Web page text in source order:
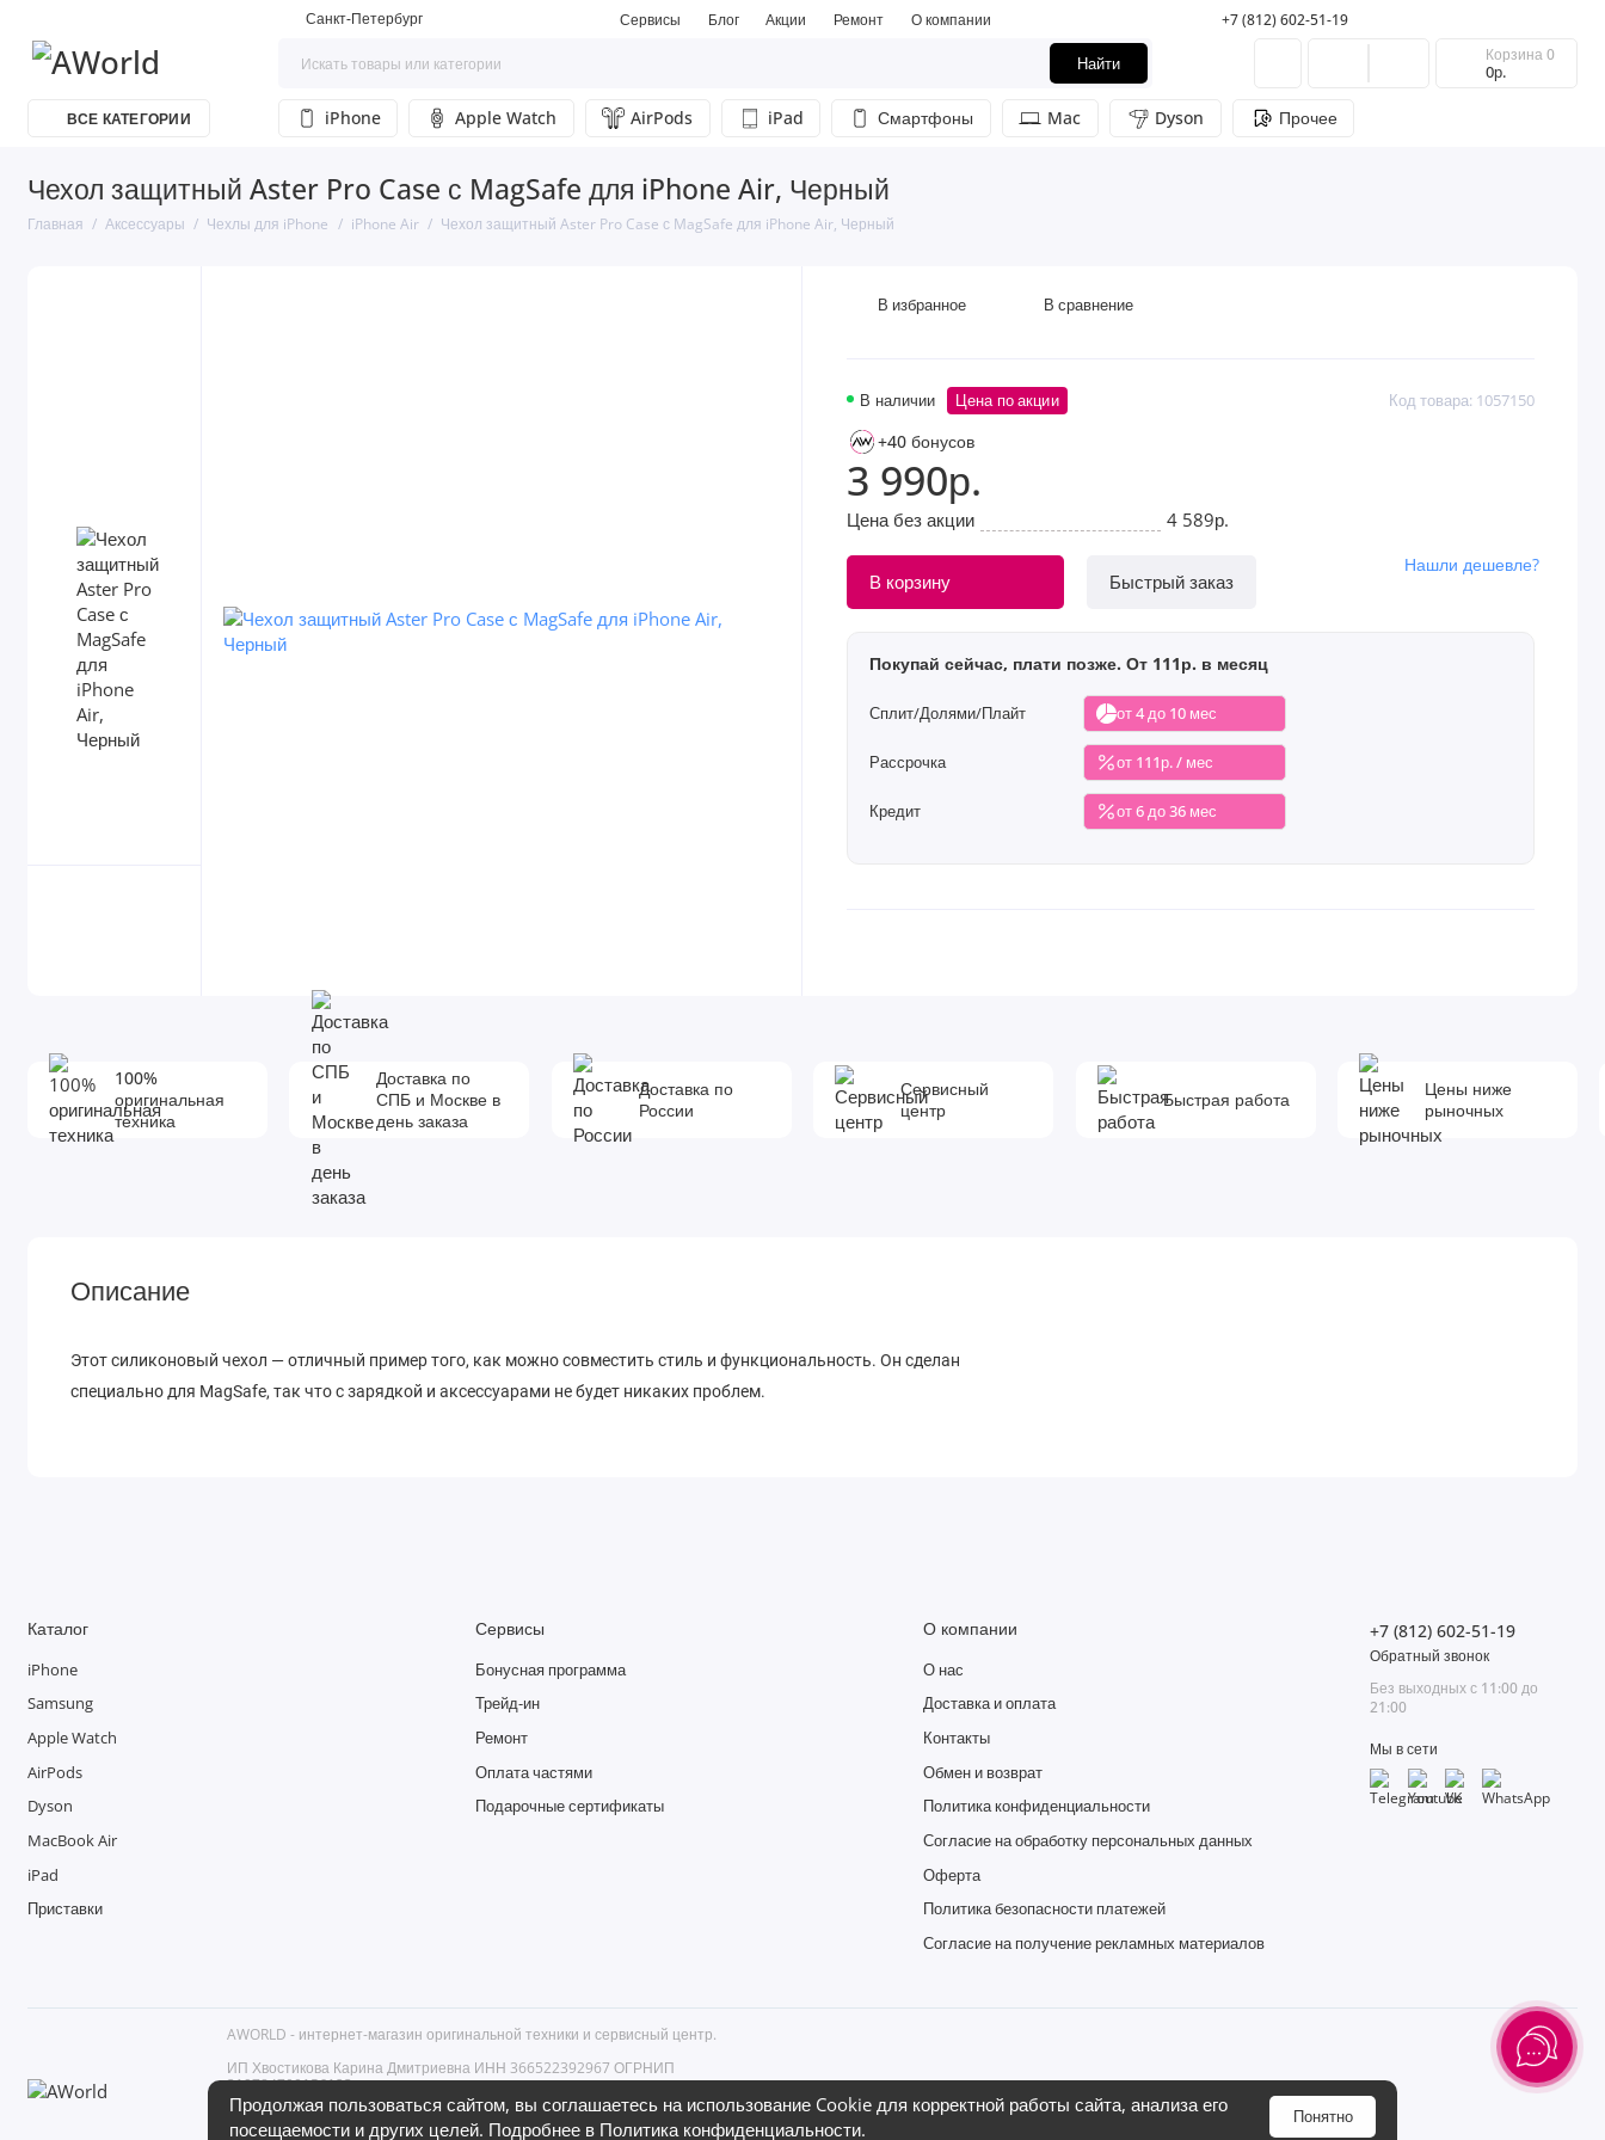
Санкт-Петербург Сервисы Блог Акции Ремонт О компании +7 (812) 602-51-19
Найти Корзина 0
0р.
ВСЕ КАТЕГОРИИ iPhone Apple Watch AirPods iPad Смартфоны Mac Dyson Прочее
Чехол защитный Aster Pro Case с MagSafe для iPhone Air, Черный
Главная Аксессуары Чехлы для iPhone iPhone Air Чехол защитный Aster Pro Case с MagSafe для iPhone Air, Черный
В наличии Код товара: 1057150
Цена по акции
+40 бонусов
3 990р.
Цена без акции 4 589р.
В корзину Быстрый заказ
Нашли дешевле?
Покупай сейчас, плати позже. От 111р. в месяц
Сплит/Долями/Плайт от 4 до 10 мес
Рассрочка от 111р. / мес
Кредит от 6 до 36 мес
В избранное В сравнение
100%
оригинальная
техника
Доставка по
СПБ и Москве в
день заказа
Доставка по
России
Сервисный
центр
Быстрая работа
Цены ниже
рыночных
Описание
Этот силиконовый чехол — отличный пример того, как можно совместить стиль и функциональность. Он сделан
специально для MagSafe, так что с зарядкой и аксессуарами не будет никаких проблем.
Продолжая пользоваться сайтом, вы соглашаетесь на использование Cookie для корректной работы сайта, анализа его
посещаемости и других целей. Подробнее в Политика конфиденциальности.
Понятно
Каталог
iPhone
Samsung
Apple Watch
AirPods
Dyson
MacBook Air
iPad
Приставки
Сервисы
Бонусная программа
Трейд-ин
Ремонт
Оплата частями
Подарочные сертификаты
О компании
О нас
Доставка и оплата
Контакты
Обмен и возврат
Политика конфиденциальности
Согласие на обработку персональных данных
Оферта
Политика безопасности платежей
Согласие на получение рекламных материалов
+7 (812) 602-51-19
Обратный звонок
Без выходных с 11:00 до
21:00
Мы в сети
AWORLD - интернет-магазин оригинальной техники и сервисный центр.
ИП Хвостикова Карина Дмитриевна ИНН 366522392967 ОГРНИП
319784700156123
Российская Федерация, 194361, г. Санкт-Петербург, ул. Гончарная, д. 18 , тел.
+7 (812) 602-51-19, моб. +7 (950) 220-87-69